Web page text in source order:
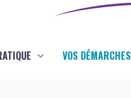
VOS DÉMARCHES